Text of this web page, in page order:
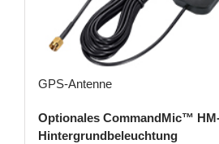
GPS-Antenne
Optionales CommandMic™
Hintergrundbeleuchtung